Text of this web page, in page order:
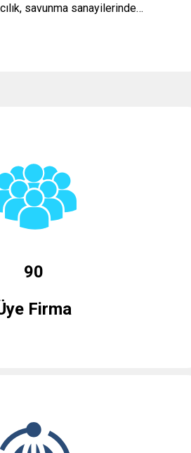
savunma sanayilerinde…
90
Firma